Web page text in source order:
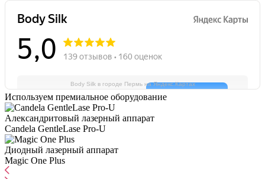
Body Silk в городе Пермь на Яндекс.Картах
Используем премиальное оборудование
Александритовый лазерный аппарат
Candela GentleLase Pro-U
Диодный лазерный аппарат
Magic One Plus